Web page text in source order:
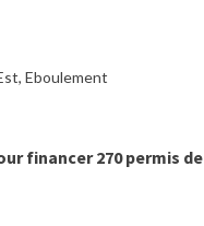
, Eboulement
financer 270 permis de